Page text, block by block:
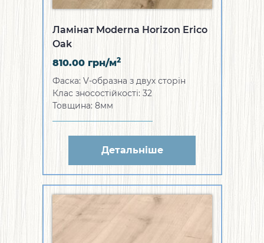
Ламінат Moderna Horizon Erico
Oak
810.00 грн/м2
Фаска: V-образна з двух сторін
Клас зносостійкості: 32
Товщина: 8мм
Детальніше